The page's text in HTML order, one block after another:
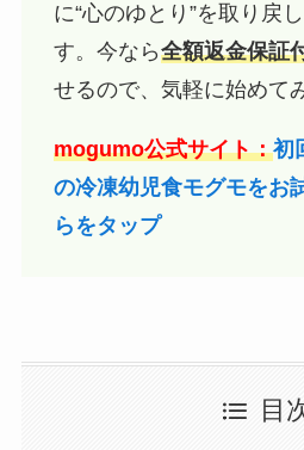
に“心のゆとり”を取り戻
す。今なら全額返金保証
せるので、気軽に始めて
mogumo公式サイト：初
の冷凍幼児食モグモをお
らをタップ
目